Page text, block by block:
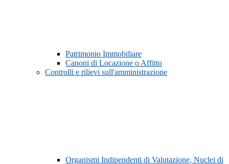
Patrimonio Immobiliare
Canoni di Locazione o Affitto
Controlli e rilievi sull'amministrazione
Organismi Indipendenti di Valutazione, Nuclei di